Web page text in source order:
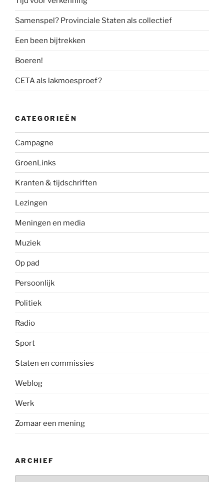
Samenspel? Provinciale Staten als collectief
Een been bijtrekken
Boeren!
CETA als lakmoesproef?
CATEGORIEËN
Campagne
GroenLinks
Kranten & tijdschriften
Lezingen
Meningen en media
Muziek
Op pad
Persoonlijk
Politiek
Radio
Sport
Staten en commissies
Weblog
Werk
Zomaar een mening
ARCHIEF